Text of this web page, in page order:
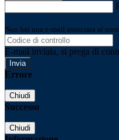
Non hai una e-mail associata al
E-mail inviata, si prega di
Errore
Chiudi
Successo
Chiudi